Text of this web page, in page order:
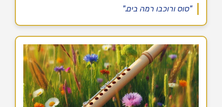
"סוס ורוכבו רמה בים."